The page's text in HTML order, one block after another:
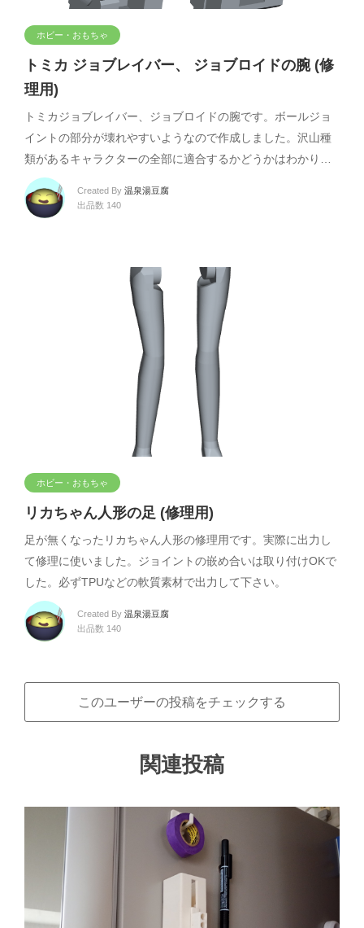
ホビー・おもちゃ
トミカ ジョブレイバー、 ジョブロイドの腕 (修
理用)
トミカジョブレイバー、ジョブロイドの腕です。ボールジョ
イントの部分が壊れやすいようなので作成しました。沢山種
類があるキャラクターの全部に適合するかどうかはわかり…
Created By 温泉湯豆腐
出品数 140
ホビー・おもちゃ
リカちゃん人形の足 (修理用)
足が無くなったリカちゃん人形の修理用です。実際に出力し
て修理に使いました。ジョイントの嵌め合いは取り付けOKで
した。必ずTPUなどの軟質素材で出力して下さい。
Created By 温泉湯豆腐
出品数 140
このユーザーの投稿をチェックする
関連投稿